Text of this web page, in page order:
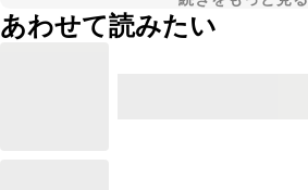
あわせて読みたい